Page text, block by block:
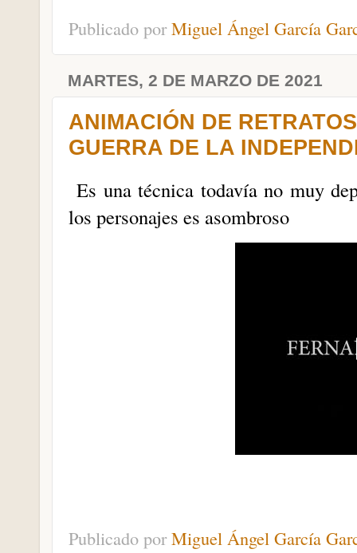
Publicado porMiguel Ángel García
MARTES, 2 DE MARZO DE 2021
ANIMACIÓN DE
GUERRA DE LA
Es una técnica todavía no muy
los personajes es asombroso
Publicado porMiguel Ángel García